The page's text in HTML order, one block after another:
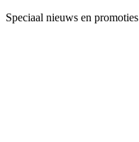
Speciaal nieuws en promoties